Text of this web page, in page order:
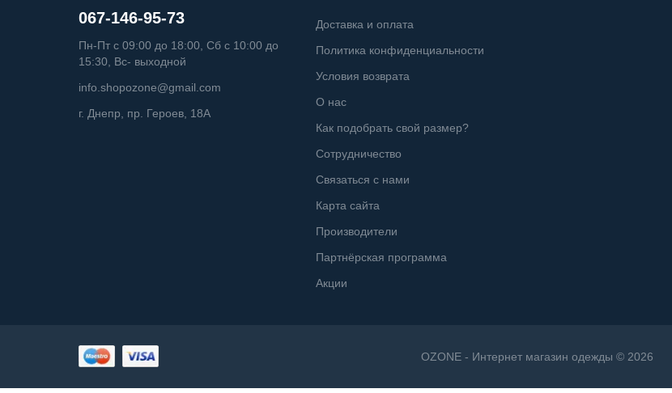
067-146-95-73
Пн-Пт с 09:00 до 18:00, Сб с 10:00 до
15:30, Вс- выходной
info.shopozone@gmail.com
г. Днепр, пр. Героев, 18А
Доставка и оплата
Политика конфиденциальности
Условия возврата
О нас
Как подобрать свой размер?
Сотрудничество
Связаться с нами
Карта сайта
Производители
Партнёрская программа
Акции
OZONE - Интернет магазин одежды © 2026